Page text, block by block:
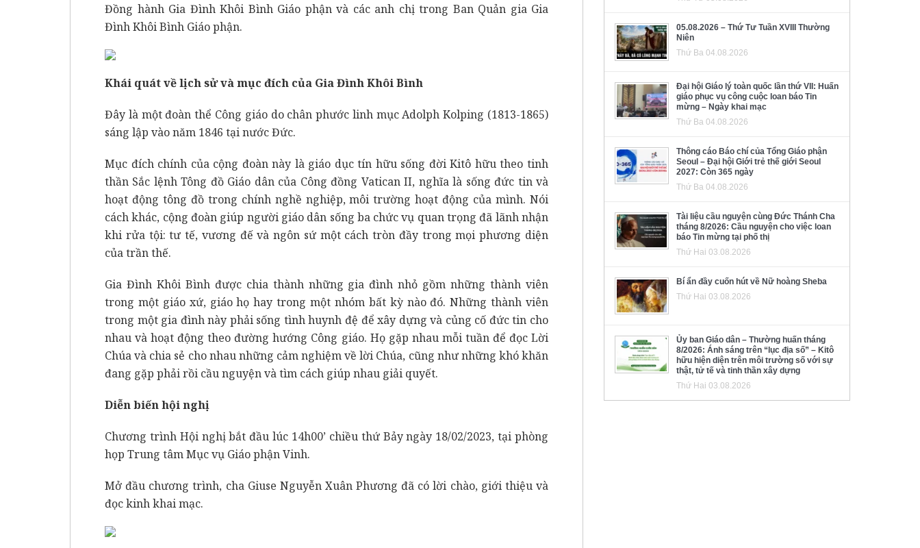
Đồng hành Gia Đình Khôi Bình Giáo phận và các anh chị trong Ban Quản gia Gia
Đình Khôi Bình Giáo phận.
Khái quát về lịch sử và mục đích của Gia Đình Khôi Bình
Đây là một đoàn thể Công giáo do chân phước linh mục Adolph Kolping (1813-1865)
sáng lập vào năm 1846 tại nước Đức.
Mục đích chính của cộng đoàn này là giáo dục tín hữu sống đời Kitô hữu theo tinh
thần Sắc lệnh Tông đồ Giáo dân của Công đồng Vatican II, nghĩa là sống đức tin và
hoạt động tông đồ trong chính nghề nghiệp, môi trường hoạt động của mình. Nói
cách khác, cộng đoàn giúp người giáo dân sống ba chức vụ quan trọng đã lãnh nhận
khi rửa tội: tư tế, vương đế và ngôn sứ một cách tròn đầy trong mọi phương diện
của trần thế.
Gia Đình Khôi Bình được chia thành những gia đình nhỏ gồm những thành viên
trong một giáo xứ, giáo họ hay trong một nhóm bất kỳ nào đó. Những thành viên
trong một gia đình này phải sống tình huynh đệ để xây dựng và củng cố đức tin cho
nhau và hoạt động theo đường hướng Công giáo. Họ gặp nhau mỗi tuần để đọc Lời
Chúa và chia sẻ cho nhau những cảm nghiệm về lời Chúa, cũng như những khó khăn
đang gặp phải rồi cầu nguyện và tìm cách giúp nhau giải quyết.
Diễn biến hội nghị
Chương trình Hội nghị bắt đầu lúc 14h00’ chiều thứ Bảy ngày 18/02/2023, tại phòng
họp Trung tâm Mục vụ Giáo phận Vinh.
Mở đầu chương trình, cha Giuse Nguyễn Xuân Phương đã có lời chào, giới thiệu và
đọc kinh khai mạc.
05.08.2026 – Thứ Tư Tuần XVIII Thường
Niên
Thứ Ba 04.08.2026
Đại hội Giáo lý toàn quốc lần thứ VII: Huấn
giáo phục vụ công cuộc loan báo Tin
mừng – Ngày khai mạc
Thứ Ba 04.08.2026
Thông cáo Báo chí của Tổng Giáo phận
Seoul – Đại hội Giới trẻ thế giới Seoul
2027: Còn 365 ngày
Thứ Ba 04.08.2026
Tài liệu cầu nguyện cùng Đức Thánh Cha
tháng 8/2026: Cầu nguyện cho việc loan
báo Tin mừng tại phố thị
Thứ Hai 03.08.2026
Bí ẩn đầy cuốn hút về Nữ hoàng Sheba
Thứ Hai 03.08.2026
Ủy ban Giáo dân – Thường huấn tháng
8/2026: Ánh sáng trên “lục địa số” – Kitô
hữu hiện diện trên môi trường số với sự
thật, tử tế và tinh thần xây dựng
Thứ Hai 03.08.2026